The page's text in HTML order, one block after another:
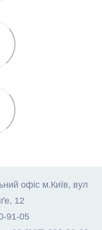
офіс м.Київ, вул
12
91-05